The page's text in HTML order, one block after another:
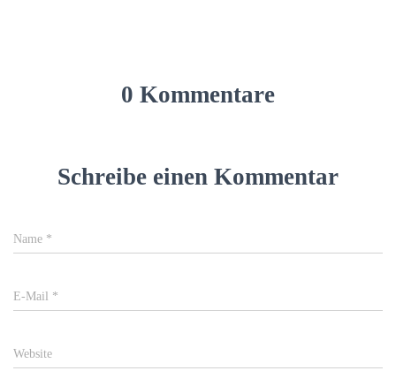
0 Kommentare
Schreibe einen Kommentar
Name *
E-Mail *
Website